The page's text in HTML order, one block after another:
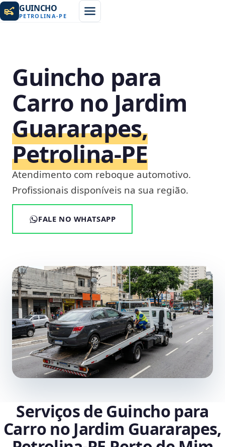
GUINCHO
PETROLINA-PE
Guincho para
Carro no Jardim
Guararapes,
Petrolina‑PE
Atendimento com reboque automotivo.
Profissionais disponíveis na sua região.
FALE NO WHATSAPP
Serviços de Guincho para
Carro no Jardim Guararapes,